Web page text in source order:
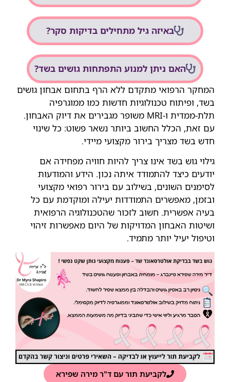
באיזה גיל מתחילים בדיקות סקר?
האם ניתן למנוע התפתחות גושים בשד?
המחקר הרפואי מתקדם ללא הרף בתחום אבחון גושים
בשד, ופיתוח טכנולוגיות חדשות כמו ממוגרפיה
תלת-ממדית ו-MRI משופר מגבירים את דיוק האבחון.
עם זאת, הכלל החשוב ביותר נשאר פשוט: כל שינוי
חדש בשד מצריך בירור מקצועי מיידי.
גילוי גוש בשד אינו צריך להיות חוויה מפחידה אם
יודעים כיצד להתמודד איתה נכון. הידע והמודעות
לסימנים השונים, בשילוב עם בירור רפואי מקצועי
ובזמן, מאפשרים התמודדות יעילה ומוקדמת עם כל
בעיה אפשרית. חשוב לזכור שהטכנולוגיה הרפואית
ושיטות האבחון המדויקות של היום מאפשרות זיהוי
וטיפול יעיל יותר מתמיד.
לקביעת תור עם ד"ר מירה שפירא